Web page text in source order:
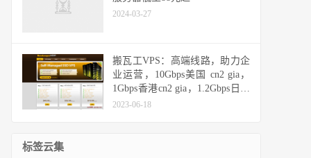
2024-03-27
搬瓦工VPS：高端线路，助力企
业运营，10Gbps美国 cn2 gia，
1Gbps香港cn2 gia，1.2Gbps日本
cn2 gia，10Gbps日本软银
2023-06-18
标签云集